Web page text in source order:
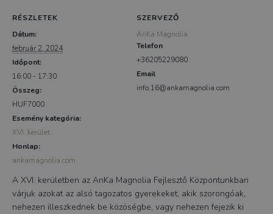
RÉSZLETEK
Dátum:
február 2, 2024
Időpont:
16:00 - 17:30
Összeg:
HUF7000
Esemény kategória:
XVI. kerület
Honlap:
ankamagnolia.com
SZERVEZŐ
AnKa Magnolia
Telefon
+36205229080
Email
info.16@ankamagnolia.com
A XVI. kerületben az AnKa Magnolia Fejlesztő Központunkban
várjuk azokat az alsó tagozatos gyerekeket, akik szorongóak,
nehezen illeszkednek be közöségbe, vagy nehezen fejezik ki